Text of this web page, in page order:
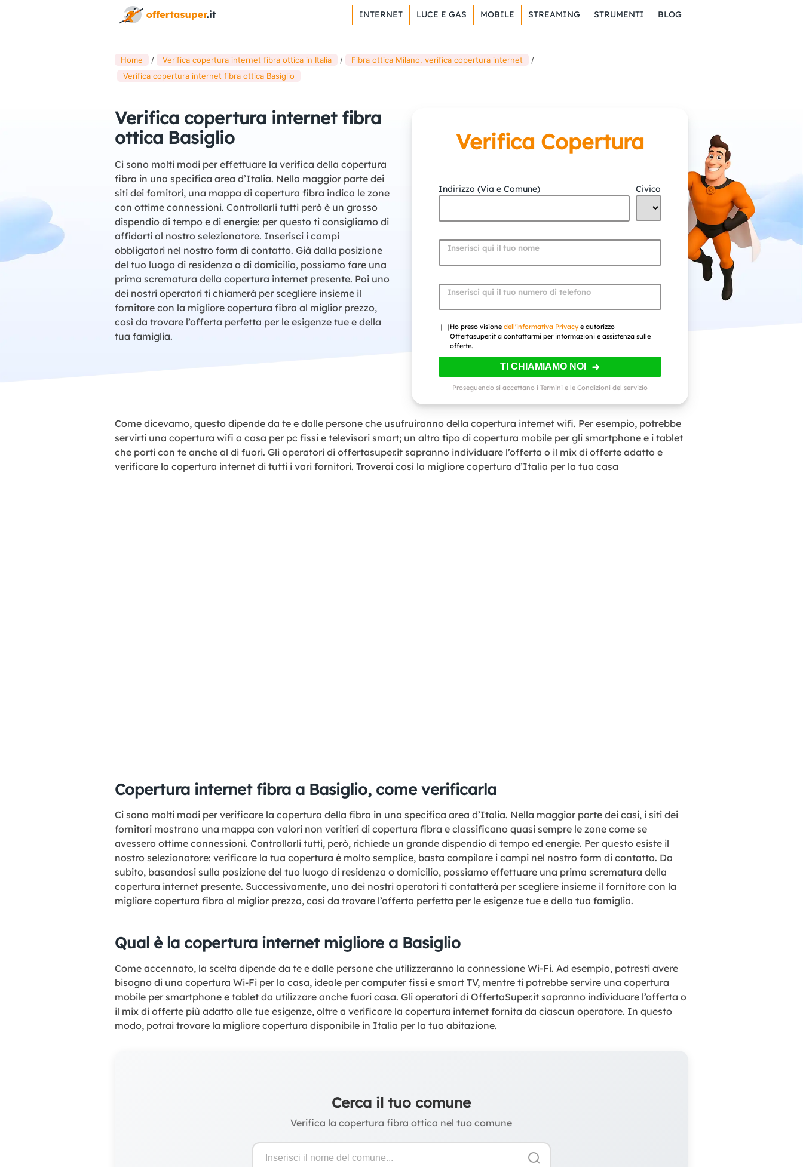
INTERNET LUCE E GAS MOBILE STREAMING STRUMENTI BLOG
Home Verifica copertura internet fibra ottica in Italia
Fibra ottica Milano, verifica copertura internet
Verifica copertura internet fibra ottica Basiglio
Verifica copertura internet fibra
ottica Basiglio
Ci sono molti modi per effettuare la verifica della copertura
fibra in una specifica area d’Italia. Nella maggior parte dei
siti dei fornitori, una mappa di copertura fibra indica le zone
con ottime connessioni. Controllarli tutti però è un grosso
dispendio di tempo e di energie: per questo ti consigliamo di
affidarti al nostro selezionatore. Inserisci i campi
obbligatori nel nostro form di contatto. Già dalla posizione
del tuo luogo di residenza o di domicilio, possiamo fare una
prima scrematura della copertura internet presente. Poi uno
dei nostri operatori ti chiamerà per scegliere insieme il
fornitore con la migliore copertura fibra al miglior prezzo,
così da trovare l’offerta perfetta per le esigenze tue e della
tua famiglia.
Verifica Copertura
Indirizzo (Via e Comune) Civico
Inserisci qui il tuo nome
Inserisci qui il tuo numero di telefono
Ho preso visionedell'informativa Privacye autorizzo
Offertasuper.it a contattarmi per informazioni e assistenza sulle
offerte.
TI CHIAMIAMO NOI
Proseguendo si accettano iTermini e le Condizioni del servizio
Come dicevamo, questo dipende da te e dalle persone che usufruiranno della copertura internet wifi. Per esempio, potrebbe
servirti una copertura wifi a casa per pc fissi e televisori smart; un altro tipo di copertura mobile per gli smartphone e i tablet
che porti con te anche al di fuori. Gli operatori di offertasuper.it sapranno individuare l’offerta o il mix di offerte adatto e
verificare la copertura internet di tutti i vari fornitori. Troverai così la migliore copertura d’Italia per la tua casa
Copertura internet fibra a Basiglio, come verificarla
Ci sono molti modi per verificare la copertura della fibra in una specifica area d’Italia. Nella maggior parte dei casi, i siti dei
fornitori mostrano una mappa con valori non veritieri di copertura fibra e classificano quasi sempre le zone come se
avessero ottime connessioni. Controllarli tutti, però, richiede un grande dispendio di tempo ed energie. Per questo esiste il
nostro selezionatore: verificare la tua copertura è molto semplice, basta compilare i campi nel nostro form di contatto. Da
subito, basandosi sulla posizione del tuo luogo di residenza o domicilio, possiamo effettuare una prima scrematura della
copertura internet presente. Successivamente, uno dei nostri operatori ti contatterà per scegliere insieme il fornitore con la
migliore copertura fibra al miglior prezzo, così da trovare l’offerta perfetta per le esigenze tue e della tua famiglia.
Qual è la copertura internet migliore a Basiglio
Come accennato, la scelta dipende da te e dalle persone che utilizzeranno la connessione Wi-Fi. Ad esempio, potresti avere
bisogno di una copertura Wi-Fi per la casa, ideale per computer fissi e smart TV, mentre ti potrebbe servire una copertura
mobile per smartphone e tablet da utilizzare anche fuori casa. Gli operatori di OffertaSuper.it sapranno individuare l’offerta o
il mix di offerte più adatto alle tue esigenze, oltre a verificare la copertura internet fornita da ciascun operatore. In questo
modo, potrai trovare la migliore copertura disponibile in Italia per la tua abitazione.
Cerca il tuo comune
Verifica la copertura fibra ottica nel tuo comune